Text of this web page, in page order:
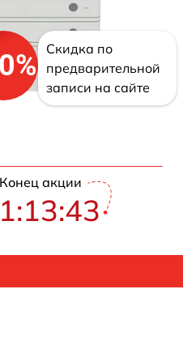
Скидка по
предварительной
записи на сайте
Конец акции